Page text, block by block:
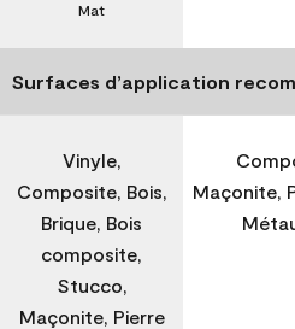
Mat
Surfaces d’application
Vinyle,
Composite, Bois,
Brique, Bois
composite,
Stucco,
Maçonite, Pierre
Maçonite,